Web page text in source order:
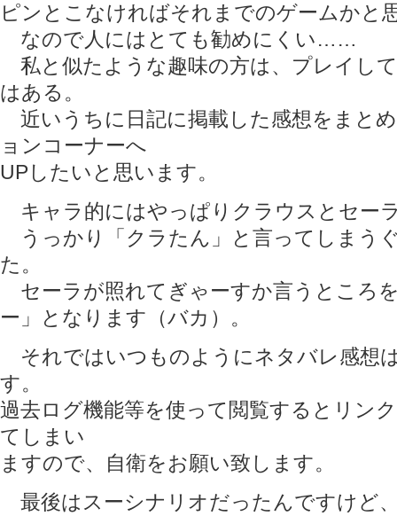
ピンとこなければそれまでのゲームかと
なので人にはとても勧めにくい……
私と似たような趣味の方は、プレイし
はある。
近いうちに日記に掲載した感想をまと
ョンコーナーへ
UPしたいと思います。
キャラ的にはやっぱりクラウスとセー
うっかり「クラたん」と言ってしまう
た。
セーラが照れてぎゃーすか言うところ
ー」となります（バカ）。
それではいつものようにネタバレ感想
す。
過去ログ機能等を使って閲覧するとリン
てしまい
ますので、自衛をお願い致します。
最後はスーシナリオだったんですけど